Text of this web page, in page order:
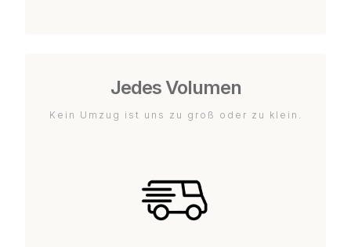
Jedes Volumen
Kein Umzug ist uns zu groß oder zu klein.